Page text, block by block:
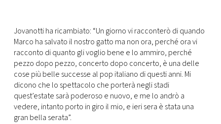
Jovanotti ha ricambiato: “Un giorno vi racconterò di quando
Marco ha salvato il nostro gatto ma non ora, perché ora vi
racconto di quanto gli voglio bene e lo ammiro, perché
pezzo dopo pezzo, concerto dopo concerto, è una delle
cose più belle successe al pop italiano di questi anni. Mi
dicono che lo spettacolo che porterà negli stadi
quest’estate sarà poderoso e nuovo, e me lo andrò a
vedere, intanto porto in giro il mio, e ieri sera è stata una
gran bella serata”.